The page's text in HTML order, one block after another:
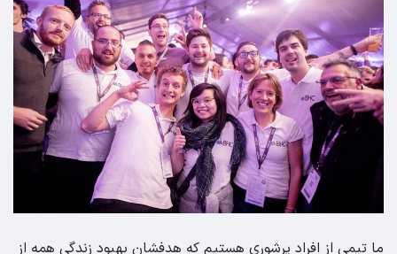
ما تیمی از افراد پرشوری هستیم که هدفشان بهبود زندگی همه از